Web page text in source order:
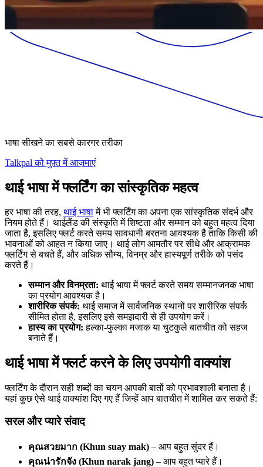
भाषा सीखने का सबसे कारगर तरीका
Talkpal को मुफ़्त में आज़माएं
थाई भाषा में फ्लर्टिंग का सांस्कृतिक महत्व
हर भाषा की तरह, थाई भाषामें भी फ्लर्टिंग का अपना एक सांस्कृतिक संदर्भ और
नियम होते हैं। थाईलैंड की संस्कृति में शिष्टता और सम्मान को बहुत महत्व दिया
जाता है, इसलिए फ्लर्ट करते समय सावधानी बरतना आवश्यक है ताकि किसी की
भावनाओं को आहत न किया जाए। थाई लोग आमतौर पर सीधे और आक्रामक
फ्लर्टिंग से बचते हैं, और अधिक सौम्य, विनम्र और हास्यपूर्ण तरीके को पसंद
करते हैं।
सम्मान और विनम्रता: थाई भाषा में फ्लर्ट करते समय सम्मानजनक भाषा
का प्रयोग आवश्यक है।
शारीरिक संपर्क: थाई समाज में सार्वजनिक स्थानों पर शारीरिक संपर्क
सीमित होता है, इसलिए इसे समझदारी से ही उपयोग करें।
हास्य का प्रयोग: हल्का-फुल्का मजाक या चुटकुले बातचीत को सहज
बनाते हैं।
थाई भाषा में फ्लर्ट करने के लिए उपयोगी वाक्यांश
फ्लर्टिंग के दौरान सही शब्दों का चयन आपकी बातों को प्रभावशाली बनाता है।
यहां कुछ ऐसे थाई वाक्यांश दिए गए हैं जिन्हें आप बातचीत में शामिल कर सकते हैं:
सरल और प्यारे संवाद
คุณสวยมาก (Khun suay mak) – आप बहुत सुंदर हैं।
คุณน่ารักจัง (Khun narak jang) – आप बहुत प्यारे हैं।